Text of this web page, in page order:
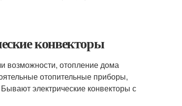
конвекторы
возможности, отопление дома
отопительные приборы,
электрические конвекторы с